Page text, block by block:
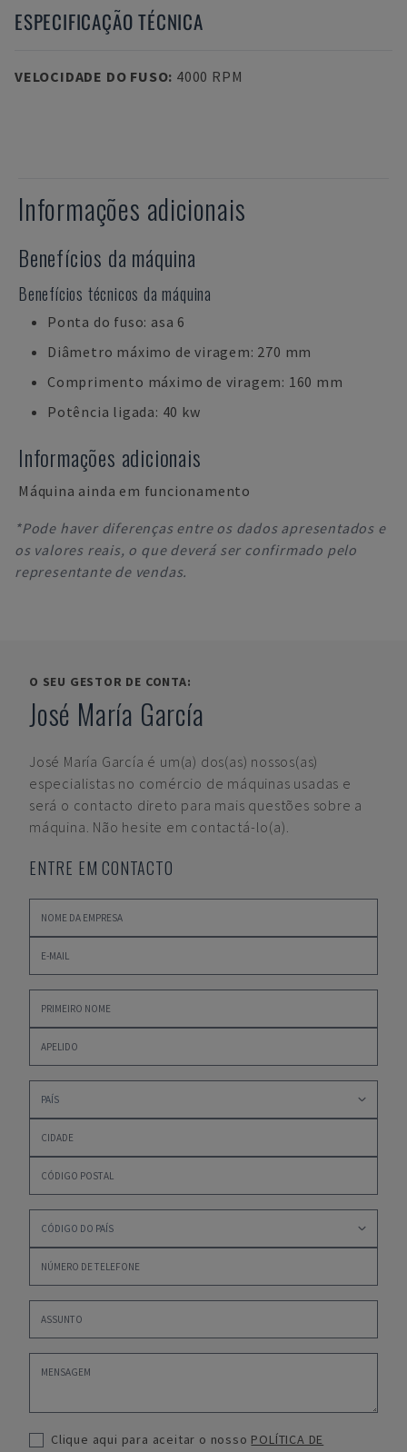
ESPECIFICAÇÃO TÉCNICA
VELOCIDADE DO FUSO: 4000 RPM
Informações adicionais
Benefícios da máquina
Benefícios técnicos da máquina
Ponta do fuso: asa 6
Diâmetro máximo de viragem: 270 mm
Comprimento máximo de viragem: 160 mm
Potência ligada: 40 kw
Informações adicionais
Máquina ainda em funcionamento
*Pode haver diferenças entre os dados apresentados e
os valores reais, o que deverá ser confirmado pelo
representante de vendas.
O SEU GESTOR DE CONTA:
José María García
José María García é um(a) dos(as) nossos(as)
especialistas no comércio de máquinas usadas e
será o contacto direto para mais questões sobre a
máquina. Não hesite em contactá-lo(a).
ENTRE EM CONTACTO
Clique aqui para aceitar o nosso POLÍTICA DE